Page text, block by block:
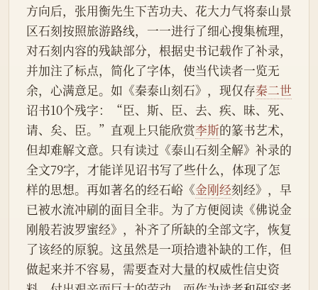
方向后，张用衡先生下苦功夫、花大力气将泰山景
区石刻按照旅游路线，一一进行了细心搜集梳理，
对石刻内容的残缺部分，根据史书记载作了补录，
并加注了标点，简化了字体，使当代读者一览无
余，心满意足。如《秦泰山刻石》，现仅存秦二世
诏书10个残字：“臣、斯、臣、去、疾、昧、死、
请、矣、臣。”直观上只能欣赏李斯的篆书艺术，
但却难解文意。只有读过《泰山石刻全解》补录的
全文79字，才能详见诏书写了些什么，体现了怎
样的思想。再如著名的经石峪《金刚经刻经》，早
已被水流冲刷的面目全非。为了方便阅读《佛说金
刚般若波罗蜜经》，补齐了所缺的全部文字，恢复
了该经的原貌。这虽然是一项拾遗补缺的工作，但
做起来并不容易，需要查对大量的权威性信史资